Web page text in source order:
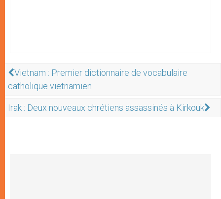
Vietnam : Premier dictionnaire de vocabulaire
catholique vietnamien
Irak : Deux nouveaux chrétiens assassinés à Kirkouk